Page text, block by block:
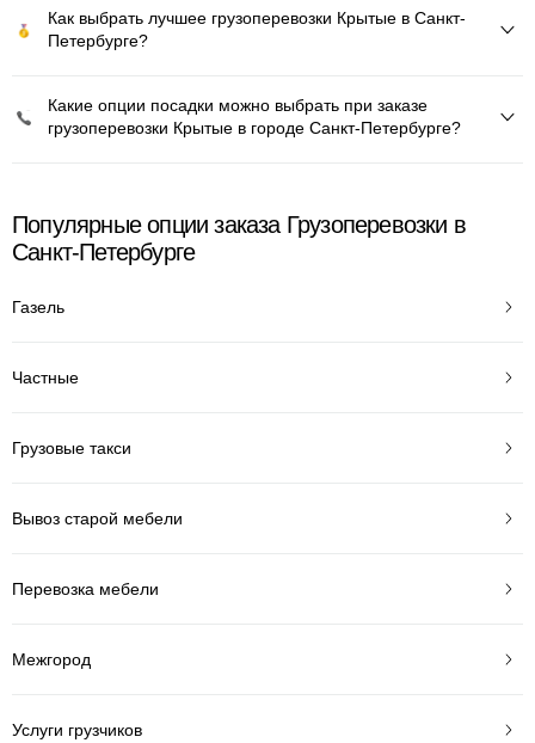
Как выбрать лучшее грузоперевозки Крытые в Санкт-
Петербурге?
Какие опции посадки можно выбрать при заказе
грузоперевозки Крытые в городе Санкт-Петербурге?
Популярные опции заказа Грузоперевозки в
Санкт-Петербурге
Газель
Частные
Грузовые такси
Вывоз старой мебели
Перевозка мебели
Межгород
Услуги грузчиков